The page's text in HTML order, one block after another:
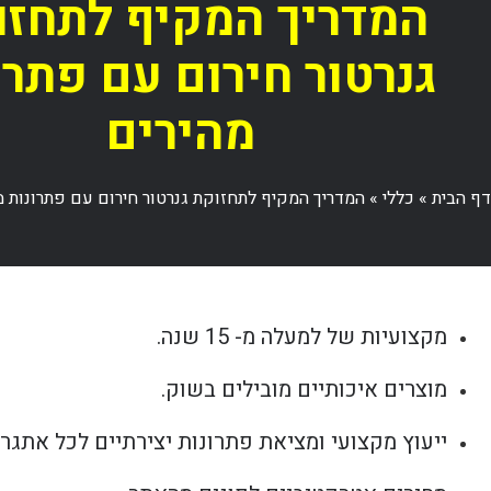
המדריך המקיף
גנרטור חירום עם
מהירים
דף הבית» כללי » המדריך המקיף לתחזוקת גנרטור חירום עם פתרונות
מקצועיות של למעלה מ- 15 שנה.
מוצרים איכותיים מובילים בשוק.
ייעוץ מקצועי ומציאת פתרונות יצירתיים לכל